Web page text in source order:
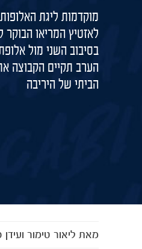
מוקדמות ליגת
לאזטיץ המריאו
הערב תקיים הקבוצה
הביתי של היריבה
מאת ליאור טימור